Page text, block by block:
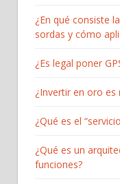
¿En qué consiste
sordas y cómo
¿Es legal poner
¿Invertir en oro es
¿Qué es el
¿Qué es un
funciones?